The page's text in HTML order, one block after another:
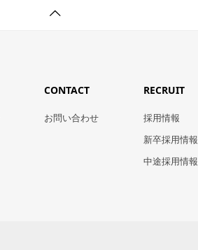
CONTACT
お問い合わせ
RECRUIT
採用情報
新卒採用情報
中途採用情報